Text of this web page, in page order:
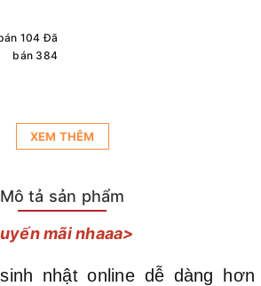
104 Đã
bán 384
XEM THÊM
Mô tả sản phẩm
mãi nhaaa>
nhật online dễ dàng hơn